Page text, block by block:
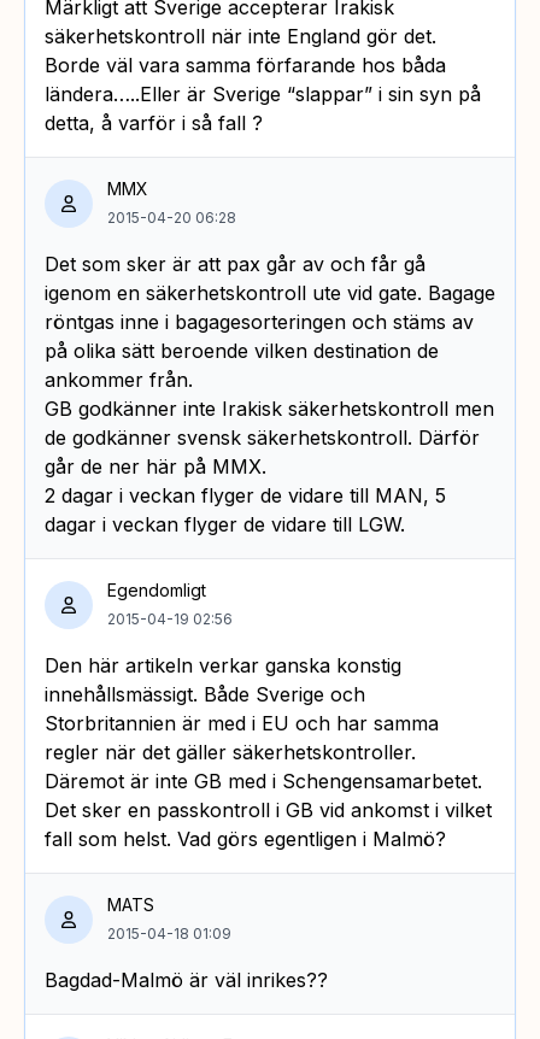
Märkligt att Sverige accepterar Irakisk
säkerhetskontroll när inte England gör det.
Borde väl vara samma förfarande hos båda
ländera…..Eller är Sverige “slappar” i sin syn på
detta, å varför i så fall ?
MMX
2015-04-20 06:28
Det som sker är att pax går av och får gå
igenom en säkerhetskontroll ute vid gate. Bagage
röntgas inne i bagagesorteringen och stäms av
på olika sätt beroende vilken destination de
ankommer från.
GB godkänner inte Irakisk säkerhetskontroll men
de godkänner svensk säkerhetskontroll. Därför
går de ner här på MMX.
2 dagar i veckan flyger de vidare till MAN, 5
dagar i veckan flyger de vidare till LGW.
Egendomligt
2015-04-19 02:56
Den här artikeln verkar ganska konstig
innehållsmässigt. Både Sverige och
Storbritannien är med i EU och har samma
regler när det gäller säkerhetskontroller.
Däremot är inte GB med i Schengensamarbetet.
Det sker en passkontroll i GB vid ankomst i vilket
fall som helst. Vad görs egentligen i Malmö?
MATS
2015-04-18 01:09
Bagdad-Malmö är väl inrikes??